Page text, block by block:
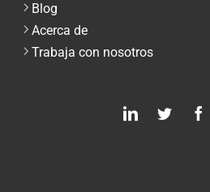
Blog
Acerca de
Trabaja con nosotros
LinkedinTwitter